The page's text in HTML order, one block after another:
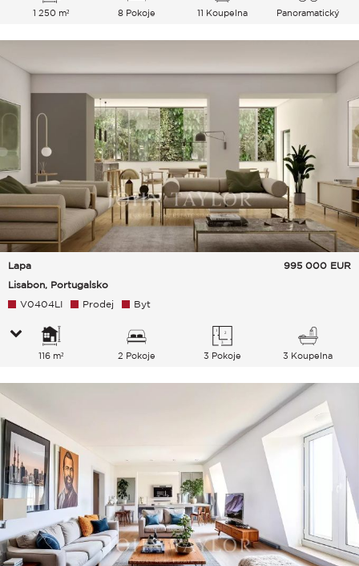
1 250 m² 8 Pokoje 11 Koupelna Panoramatický
Lapa
Lisabon, Portugalsko
995 000 EUR
V0404LI Prodej Byt
116 m² 2 Pokoje 3 Pokoje 3 Koupelna